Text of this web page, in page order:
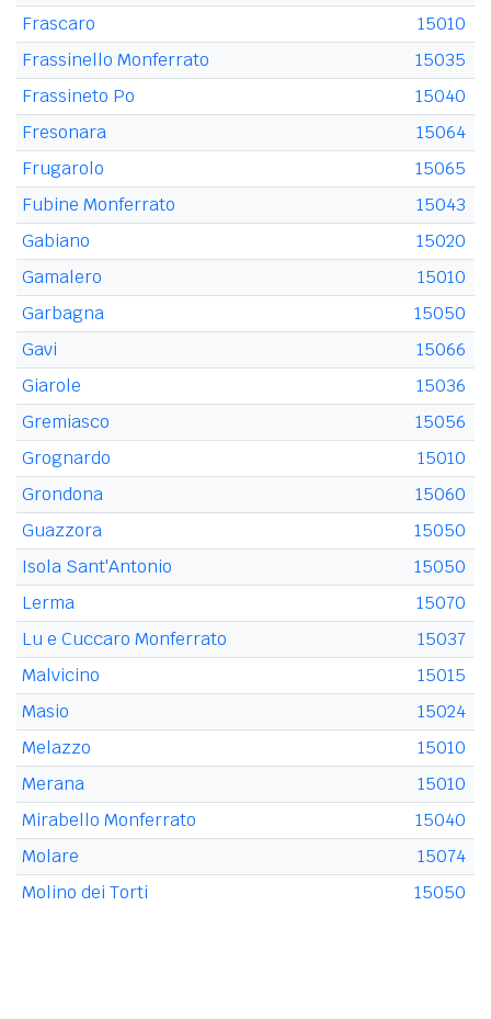
Frascaro
15010
Frassinello Monferrato
15035
Frassineto Po
15040
Fresonara
15064
Frugarolo
15065
Fubine Monferrato
15043
Gabiano
15020
Gamalero
15010
Garbagna
15050
Gavi
15066
Giarole
15036
Gremiasco
15056
Grognardo
15010
Grondona
15060
Guazzora
15050
Isola Sant'Antonio
15050
Lerma
15070
Lu e Cuccaro Monferrato
15037
Malvicino
15015
Masio
15024
Melazzo
15010
Merana
15010
Mirabello Monferrato
15040
Molare
15074
Molino dei Torti
15050